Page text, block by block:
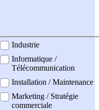
Industrie
Informatique /
Télécommunication
Installation / Maintenance
Marketing / Stratégie
commerciale